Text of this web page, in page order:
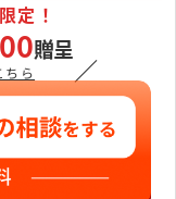
定！
贈呈
ちら ／